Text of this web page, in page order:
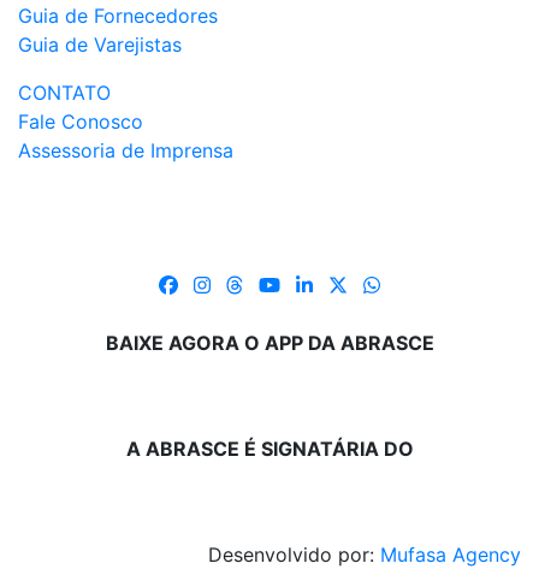
Guia de Fornecedores
Guia de Varejistas
CONTATO
Fale Conosco
Assessoria de Imprensa
BAIXE AGORA O APP DA ABRASCE
A ABRASCE É SIGNATÁRIA DO
Desenvolvido por: Mufasa Agency